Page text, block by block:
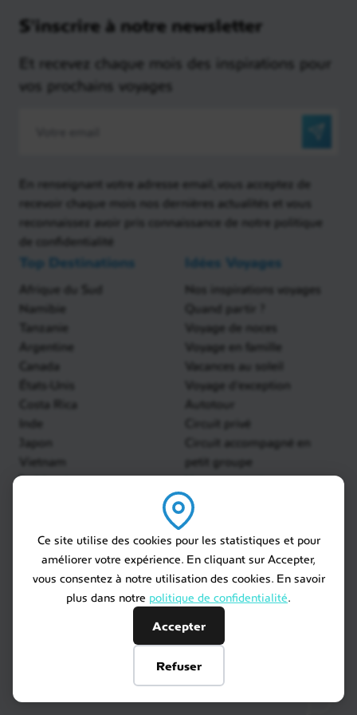
Ce site utilise des cookies pour les statistiques et pour
améliorer votre expérience. En cliquant sur Accepter,
vous consentez à notre utilisation des cookies. En savoir
plus dans notre politique de confidentialité.
Accepter
Refuser
S'inscrire à notre newsletter
Et recevez chaque mois des inspirations pour
vos prochains voyages
En renseignant votre adresse email, vous acceptez de
recevoir chaque mois nos dernières actualités et vous
reconnaissez avoir pris connaissance de notre politique
de confidentialité
Top Destinations
Afrique du Sud
Namibie
Tanzanie
Argentine
Canada
États-Unis
Costa Rica
Inde
Japon
Vietnam
Île Maurice
Australie
Polynésie
Idées Voyages
Nos inspirations voyages
Quand partir ?
Voyage de noces
Voyage en famille
Vacances au soleil
Voyage d'exception
Autotour
Circuit privé
Circuit accompagné en
petit groupe
Voyage en train
Safari
Notre agence de voyage sur
Informations légales
Assurances
Mentions légales